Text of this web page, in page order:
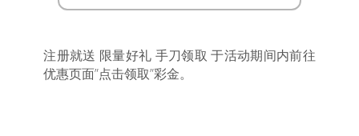
注册就送 限量好礼 手刀领取 于活动期间内前往
优惠页面”点击领取”彩金。